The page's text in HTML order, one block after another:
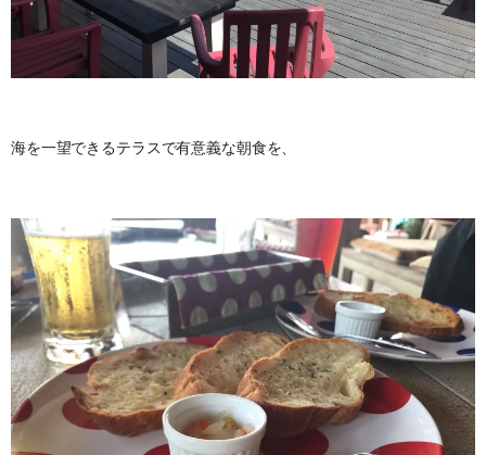
海を一望できるテラスで有意義な朝食を、